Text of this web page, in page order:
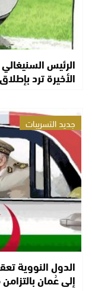
الرئيس
الأخيرة ترد
جديد التسريبات
الدول النووية
إلى عُمان